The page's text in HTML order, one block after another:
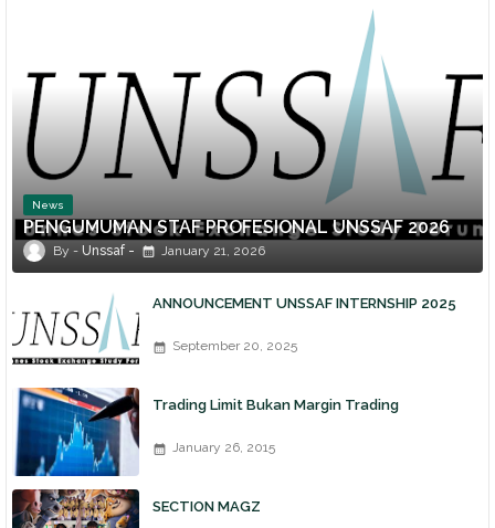
News
PENGUMUMAN STAF PROFESIONAL UNSSAF 2026
Unssaf January 21, 2026
ANNOUNCEMENT UNSSAF INTERNSHIP 2025
September 20, 2025
Trading Limit Bukan Margin Trading
January 26, 2015
SECTION MAGZ